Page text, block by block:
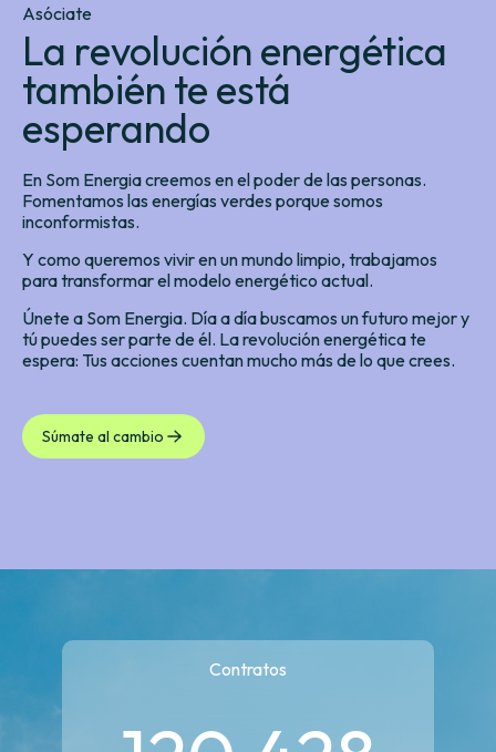
Asóciate
La revolución energética
también te está
esperando
En Som Energia creemos en el poder de las personas.
Fomentamos las energías verdes porque somos
inconformistas.
Y como queremos vivir en un mundo limpio, trabajamos
para transformar el modelo energético actual.
Únete a Som Energia. Día a día buscamos un futuro mejor y
tú puedes ser parte de él. La revolución energética te
espera: Tus acciones cuentan mucho más de lo que crees.
Súmate al cambio
Contratos